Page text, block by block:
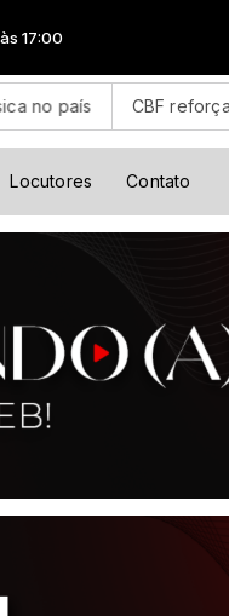
CBF reforça paralisação
Locutores Contato